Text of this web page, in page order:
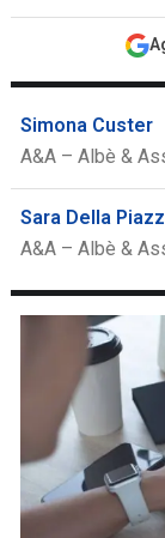
Simona Custer
A&A – Albè &
Sara Della
A&A – Albè &